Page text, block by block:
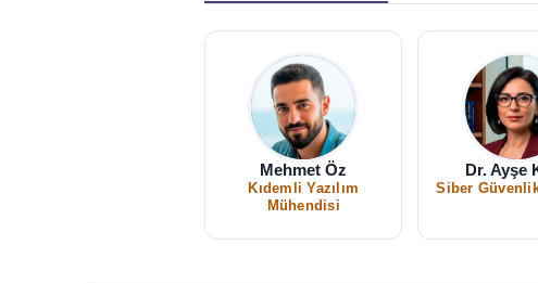
Mehmet Öz
Kıdemli Yazılım
Mühendisi
Dr. Ayşe
Siber